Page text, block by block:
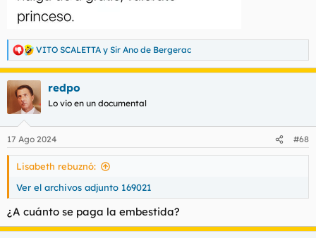
R
e
a
c
c
i
e
s
VITO SCALETTA y Sir Ano de Bergerac
redpo
Lo vio en un documental
17 Ago 2024 #68
Lisabeth rebuznó:
Ver el archivos adjunto 169021
¿A cuánto se paga la embestida?